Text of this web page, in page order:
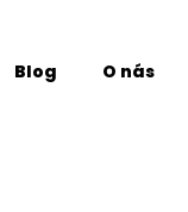
Blog O nás